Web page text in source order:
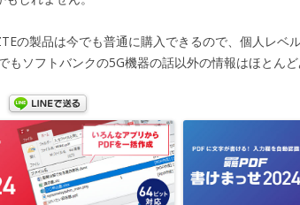
の製品は今でも普通に購入できるので、個人レベ
もソフトバンクの5G機器の話以外の情報はほとんど